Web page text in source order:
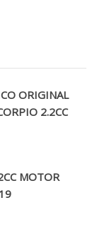
ORIGINAL
2.2CC
MOTOR